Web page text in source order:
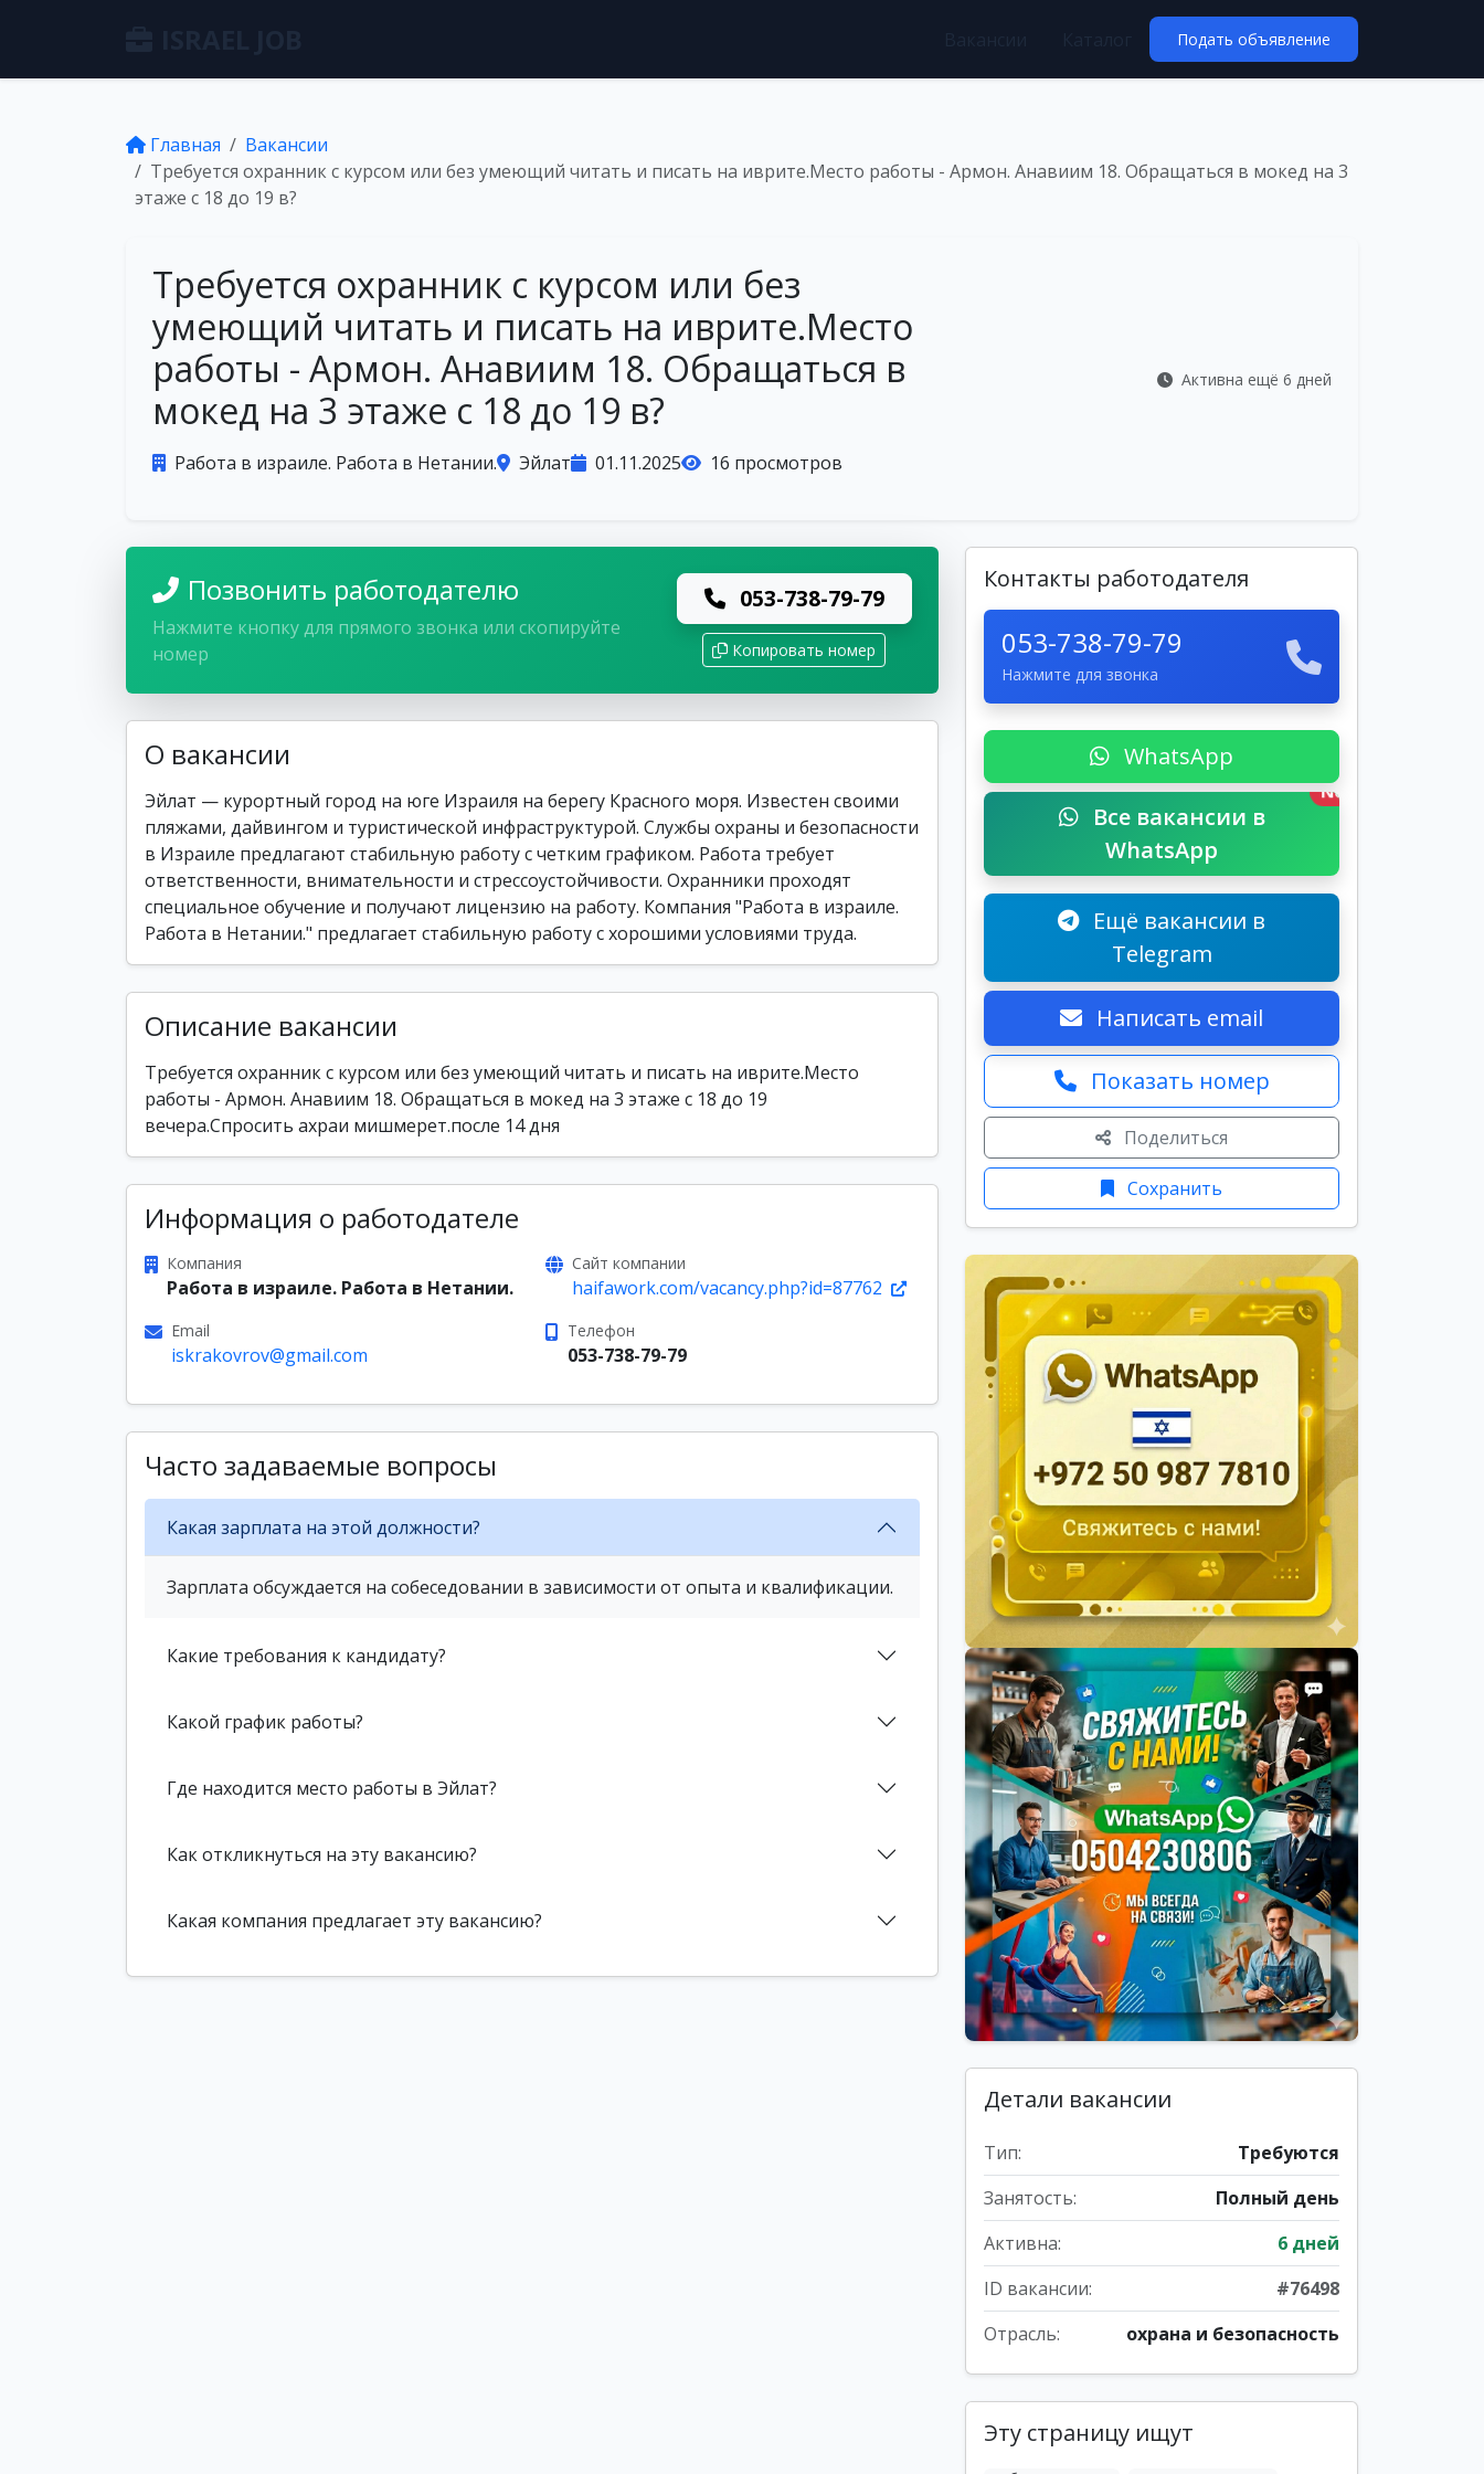
Подать объявление
Главная
Вакансии
Требуется охранник с курсом или без умеющий читать и писать на иврите.Место работы - Армон. Анавиим 18. Обращаться в мокед на 3
этаже с 18 до 19 в?
Требуется охранник с курсом или без
умеющий читать и писать на иврите.Место
работы - Армон. Анавиим 18. Обращаться в
мокед на 3 этаже с 18 до 19 в?
Работа в израиле. Работа в Нетании. Эйлат 01.11.2025 16 просмотров
Активна ещё 6 дней
Позвонить работодателю
Нажмите кнопку для прямого звонка или скопируйте
номер
053-738-79-79
Копировать номер
О вакансии
Эйлат — курортный город на юге Израиля на берегу Красного моря. Известен своими
пляжами, дайвингом и туристической инфраструктурой. Службы охраны и безопасности
в Израиле предлагают стабильную работу с четким графиком. Работа требует
ответственности, внимательности и стрессоустойчивости. Охранники проходят
специальное обучение и получают лицензию на работу. Компания "Работа в израиле.
Работа в Нетании." предлагает стабильную работу с хорошими условиями труда.
Описание вакансии
Требуется охранник с курсом или без умеющий читать и писать на иврите.Место
работы - Армон. Анавиим 18. Обращаться в мокед на 3 этаже с 18 до 19
вечера.Спросить ахраи мишмерет.после 14 дня
Информация о работодателе
Компания
Работа в израиле. Работа в Нетании.
Сайт компании
haifawork.com/vacancy.php?id=87762
Email
iskrakovrov@gmail.com
Телефон
053-738-79-79
Часто задаваемые вопросы
Какая зарплата на этой должности?
Зарплата обсуждается на собеседовании в зависимости от опыта и квалификации.
Какие требования к кандидату?
Какой график работы?
Где находится место работы в Эйлат?
Как откликнуться на эту вакансию?
Какая компания предлагает эту вакансию?
Контакты работодателя
053-738-79-79
Нажмите для звонка
WhatsApp
Все вакансии в
WhatsApp
New
Ещё вакансии в
Telegram
Написать email
Показать номер
Поделиться
Сохранить
Детали вакансии
Тип:
Требуются
Занятость:
Полный день
Активна:
6 дней
ID вакансии:
#76498
Отрасль:
охрана и безопасность
Эту страницу ищут